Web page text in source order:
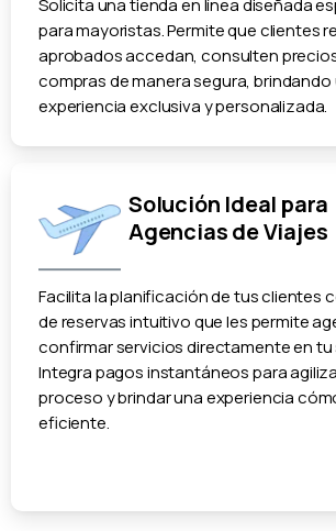
Solicita una tienda en línea diseñada
para mayoristas. Permite que clientes
aprobados accedan, consulten
compras de manera segura, brindando
experiencia exclusiva y personalizada.
Solución Ideal para
Agencias de Viajes
Facilita la planificación de tus clientes
de reservas intuitivo que les permite
confirmar servicios directamente en tu
Integra pagos instantáneos para
proceso y brindar una experiencia
eficiente.